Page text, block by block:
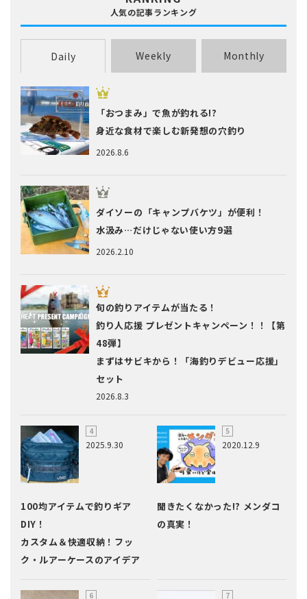
人気の記事ランキング
Daily Weekly Monthly
2026.8.6
「おつまみ」で魚が釣れる!?
身近な食材で楽しむ新発想の穴釣り
2026.2.10
ダイソーの「キャンプバケツ」が便利！
水汲み…だけじゃない使い方9選
2026.8.3
旬の釣りアイテムが当たる！
釣り人応援 プレゼントキャンペーン！！【第
48弾】
まずはサビキから！「海釣りデビュー応援」
セット
2025.9.30
100均アイテムで釣りギア
DIY！
カスタム＆快適収納！フッ
ク・ルアーケースのアイデア
2020.12.9
聞きたくなかった!? メンダコ
の真実！